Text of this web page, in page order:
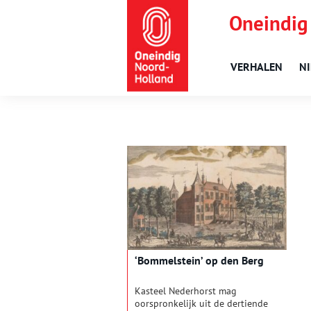
VERHALEN
‘Bommelstein’ op den Berg
Kasteel Nederhorst mag
oorspronkelijk uit de dertiende